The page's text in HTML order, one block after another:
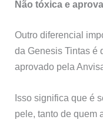
Não tóxica e
Outro diferencial
da Genesis Tintas é
aprovado pela
Isso significa que é
pele, tanto de quem